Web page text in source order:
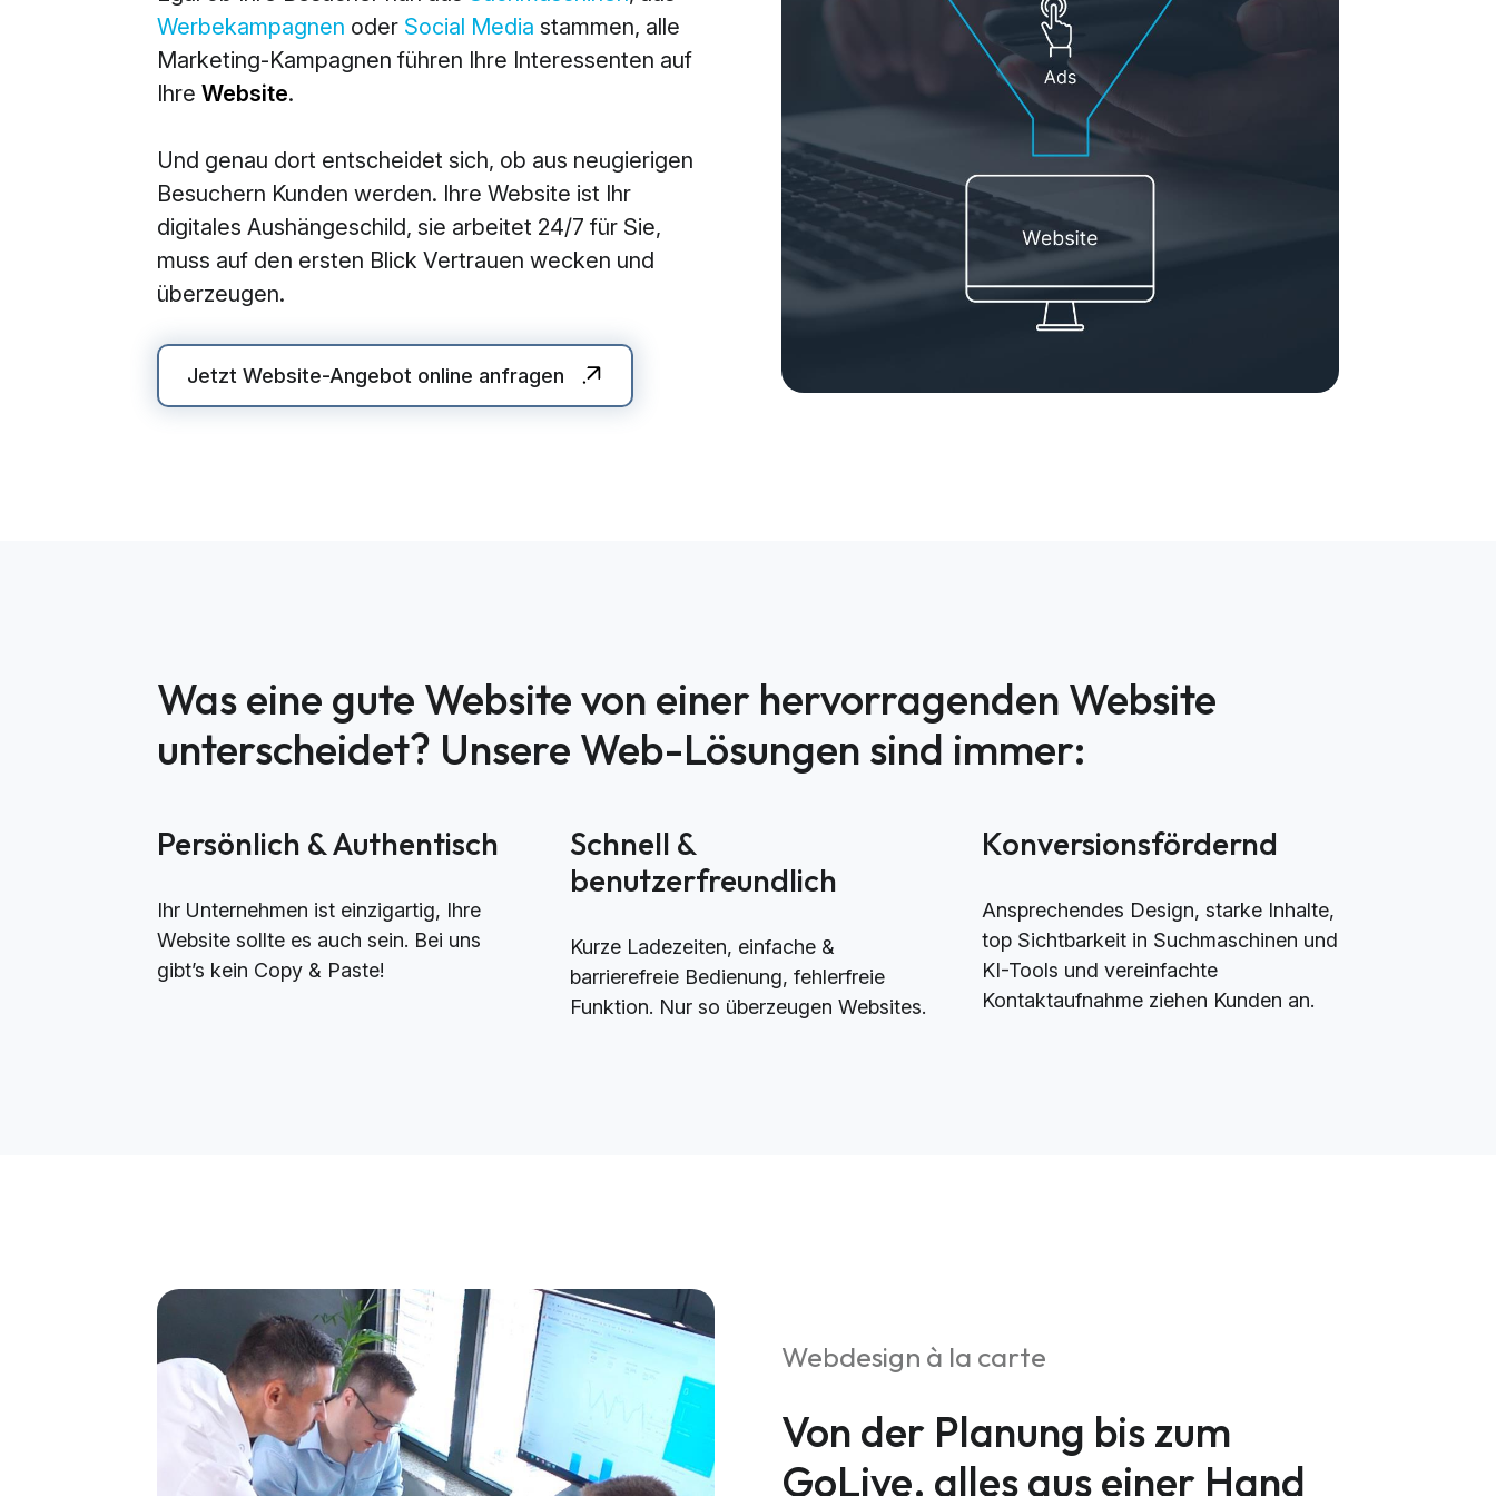
Marketing
Online Werbung (SEA/SMA)
Social Media Marketing (SMM)
E-Mail Marketing
Applications
CMS - Content Management System
Cloud Services
KI-Lösungen
Werbekampagnen oder Social Media stammen, alle
Marketing-Kampagnen führen Ihre Interessenten auf
IhreWebsite.
Und genau dort entscheidet sich, ob aus neugierigen
Besuchern Kunden werden. Ihre Website ist Ihr
digitales Aushängeschild, sie arbeitet 24/7 für Sie,
muss auf den ersten Blick Vertrauen wecken und
überzeugen.
Jetzt Website-Angebot online anfragen
Was eine gute Website von einer hervorragenden Website
unterscheidet? Unsere Web-Lösungen sind immer:
Persönlich & Authentisch
Ihr Unternehmen ist einzigartig, Ihre
Website sollte es auch sein. Bei uns
gibt’s kein Copy & Paste!
Schnell &
benutzerfreundlich
Kurze Ladezeiten, einfache &
barrierefreie Bedienung, fehlerfreie
Funktion. Nur so überzeugen Websites.
Konversionsfördernd
Ansprechendes Design, starke Inhalte,
top Sichtbarkeit in Suchmaschinen und
KI-Tools und vereinfachte
Kontaktaufnahme ziehen Kunden an.
Webdesign à la carte
Von der Planung bis zum
GoLive, alles aus einer Hand